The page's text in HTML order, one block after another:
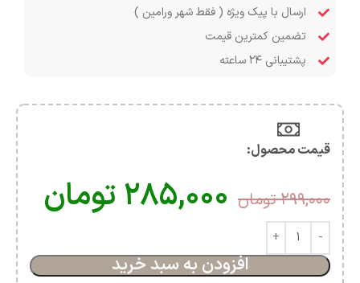
ارسال با پیک ویژه ( فقط شهر ورامین )
تضمین کمترین قیمت
پشتیبانی ۲۴ ساعته
قیمت محصول:​
۲۹۹,۰۰۰ تومان ۲۸۵,۰۰۰تومان
افزودن به سبد خرید